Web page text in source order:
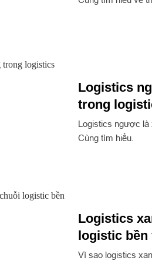
Logistics
trong
Logistics ngược là
Cùng tìm hiểu.
Logistics
logistic
Vì sao logistics